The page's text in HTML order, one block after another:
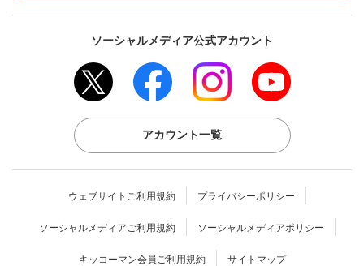
ソーシャルメディア公式アカウント
アカウント一覧
ウェブサイトご利用規約 プライバシーポリシー
ソーシャルメディアご利用規約 ソーシャルメディアポリシー
キッコーマン会員ご利用規約 サイトマップ